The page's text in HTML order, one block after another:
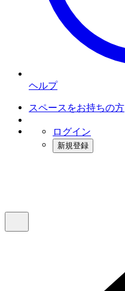
ヘルプ
スペースをお持ちの方
ログイン
新規登録